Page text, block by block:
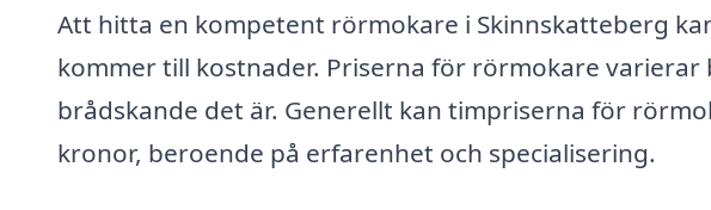
Att hitta en kompetent rörmokare i Skinnskatteberg
kommer till kostnader. Priserna för rörmokare
brådskande det är. Generellt kan timpriserna för
kronor, beroende på erfarenhet och specialisering.